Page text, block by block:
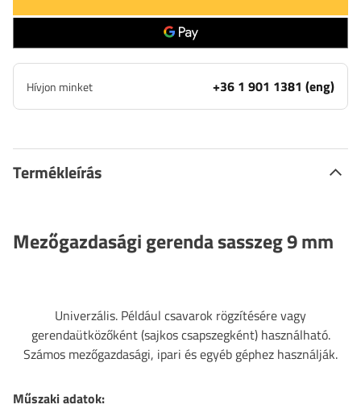
Hívjon minket +36 1 901 1381 (eng)
Termékleírás
Mezőgazdasági gerenda sasszeg 9 mm
Univerzális. Például csavarok rögzítésére vagy
gerendaütközőként (sajkos csapszegként) használható.
Számos mezőgazdasági, ipari és egyéb géphez használják.
Műszaki adatok: